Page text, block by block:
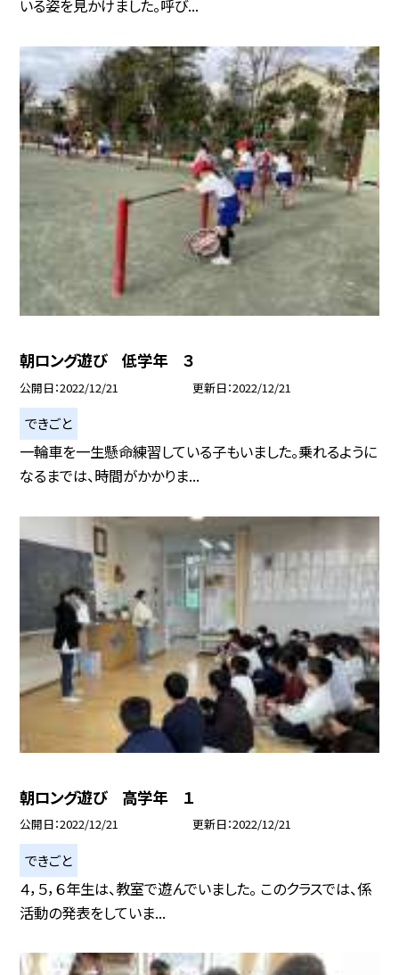
いる姿を見かけました。呼び...
朝ロング遊び 低学年 ３
公開日 2022/12/21 更新日 2022/12/21
できごと
一輪車を一生懸命練習している子もいました。乗れるように
なるまでは、時間がかかりま...
朝ロング遊び 高学年 １
公開日 2022/12/21 更新日 2022/12/21
できごと
４，５，６年生は、教室で遊んでいました。 このクラスでは、係
活動の発表をしていま...